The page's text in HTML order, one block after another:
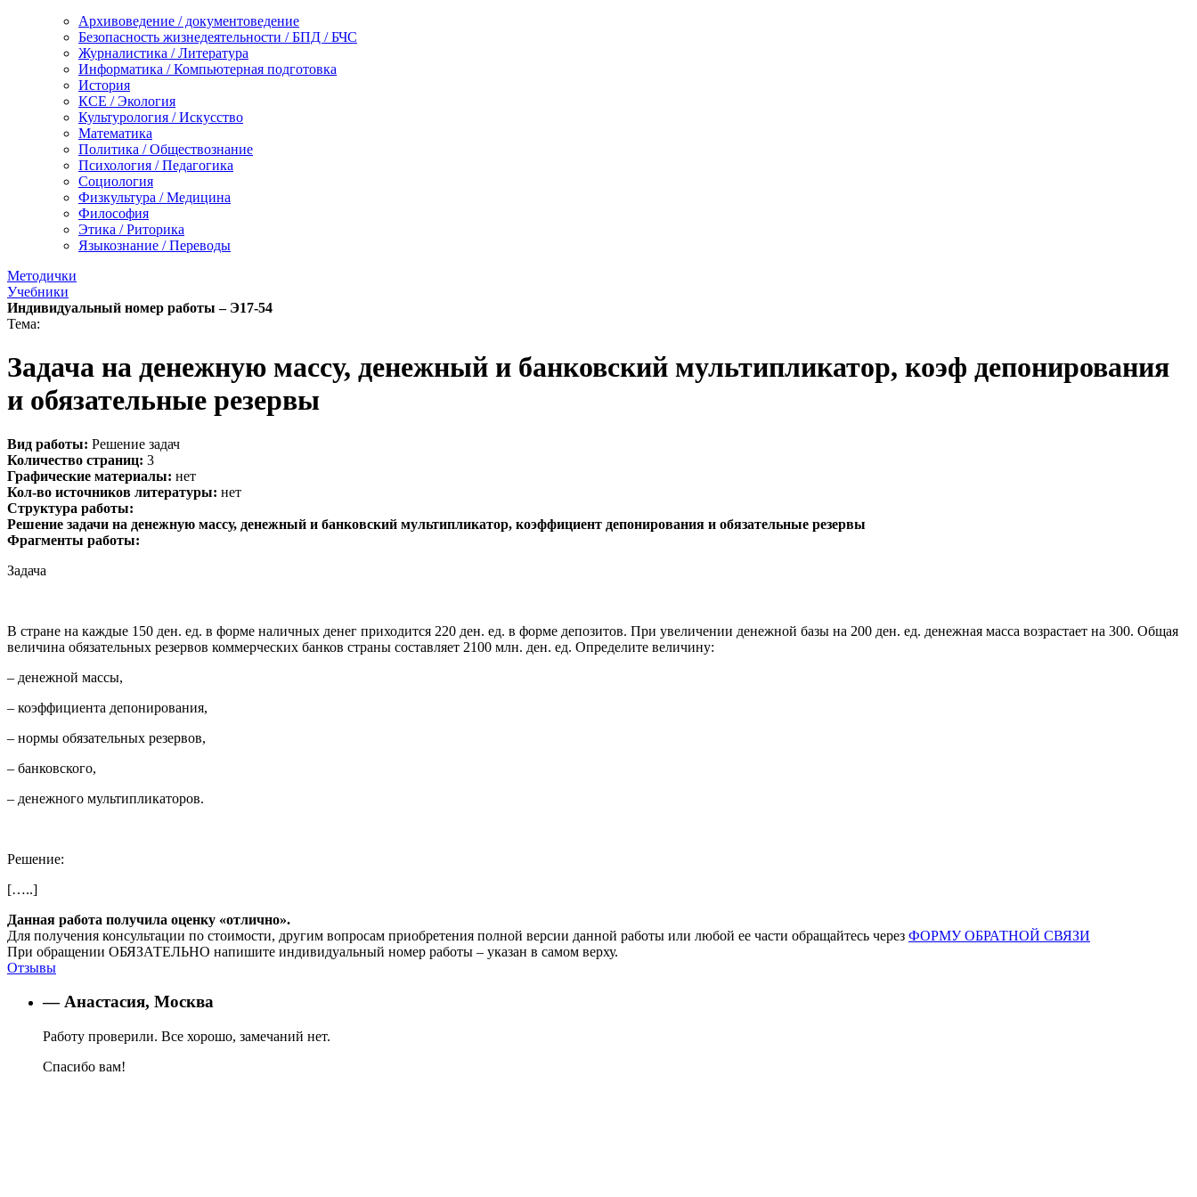
Архивоведение / документоведение
Безопасность жизнедеятельности / БПД / БЧС
Журналистика / Литература
Информатика / Компьютерная подготовка
История
КСЕ / Экология
Культурология / Искусство
Математика
Политика / Обществознание
Психология / Педагогика
Социология
Физкультура / Медицина
Философия
Этика / Риторика
Языкознание / Переводы
Методички
Учебники
Индивидуальный номер работы – Э17-54
Тема:
Задача на денежную массу, денежный и банковский мультипликатор, коэф депонирования
и обязательные резервы
Вид работы: Решение задач
Количество страниц: 3
Графические материалы: нет
Кол-во источников литературы: нет
Структура работы:
Решение задачи на денежную массу, денежный и банковский мультипликатор, коэффициент депонирования и обязательные резервы
Фрагменты работы:
Задача
В стране на каждые 150 ден. ед. в форме наличных денег приходится 220 ден. ед. в форме депозитов. При увеличении денежной базы на 200 ден. ед. денежная масса возрастает на 300. Общая
величина обязательных резервов коммерческих банков страны составляет 2100 млн. ден. ед. Определите величину:
– денежной массы,
– коэффициента депонирования,
– нормы обязательных резервов,
– банковского,
– денежного мультипликаторов.
Решение:
[…..]
Данная работа получила оценку «отлично».
Для получения консультации по стоимости, другим вопросам приобретения полной версии данной работы или любой ее части обращайтесь через ФОРМУ ОБРАТНОЙ СВЯЗИ
При обращении ОБЯЗАТЕЛЬНО напишите индивидуальный номер работы – указан в самом верху.
Отзывы
— Анастасия, Москва
Работу проверили. Все хорошо, замечаний нет.
Спасибо вам!